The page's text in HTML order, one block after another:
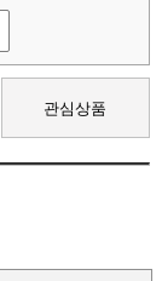
관심상품